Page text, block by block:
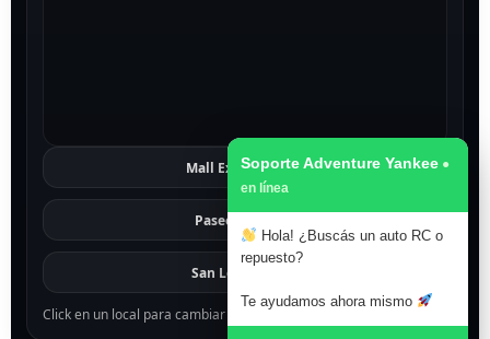
Mall Excelsior Ver
Paseo 1811
San Lorenzo
Click en un local para cambiar el mapa.
Soporte Adventure Yankee
Hola! ¿Buscás un auto RC o
repuesto?
Te ayudamos ahora mismo